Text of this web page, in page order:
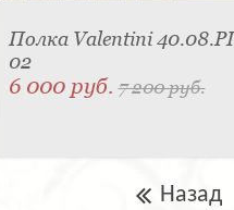
Полка Valentini 40.08.PI
02
6 000 руб.7 200 руб.
Назад